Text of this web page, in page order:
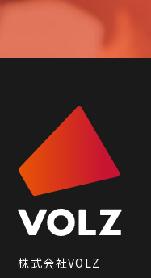
株式会社VOLZ